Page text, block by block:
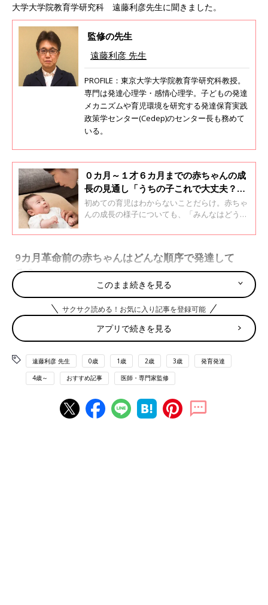
大学大学院教育学研究科 遠藤利彦先生に聞きました。
監修の先生
遠藤利彦 先生
PROFILE：東京大学大学院教育学研究科教授。
専門は発達心理学・感情心理学。子どもの発達
メカニズムや育児環境を研究する発達保育実践
政策学センター(Cedep)のセンター長も務めて
いる。
０カ月～１才６カ月までの赤ちゃんの成
長の見通し「うちの子これで大丈夫？」
【専門家】
初めての育児はわからないことだらけ。赤ちゃ
んの成長の様子についても、「みんなはどうな
ってしまうことありませんか。そこで、そんな
才6カ月まで、赤ちゃんがどんなふうに成長し
ていていくのかの見通しを紹介します。小児科
医・若江恵利子先生に、赤ちゃんの月齢時期別
9カ月革命前の赤ちゃんはどんな順序で発達して
る？
――生まれてから9カ月ころまでの赤ちゃんの発達はどのように
進むのでしょうか。
遠藤先生（以下敬称略） 新生児期の赤ちゃんは、おなかがすい
た、おしっこをした、などの不快を泣くことだけで表しますが、
2カ月ころになると、声を出したりほほえんだりして、自分から
発信を始めます。その赤ちゃんの欲求にママやパパが応えてあげ
す。赤ちゃんはその信頼関係を土台として、以下のような発達を
経て、できること・わかることがどんどん増えていき、やがて9
このまま続きを見る
サクサク読める！お気に入り記事を登録可能
アプリで続きを見る
遠藤利彦 先生 0歳 1歳 2歳 3歳 発育発達
4歳～ おすすめ記事 医師・専門家監修